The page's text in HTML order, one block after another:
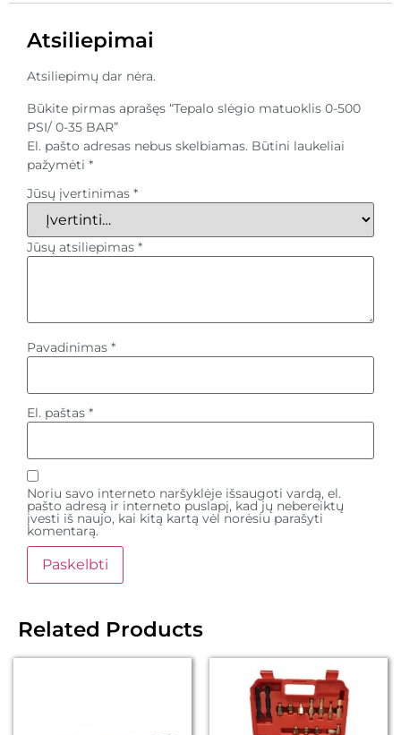
Atsiliepimai
Atsiliepimų dar nėra.
Būkite pirmas aprašęs “Tepalo slėgio matuoklis 0-500
PSI/ 0-35 BAR”
El. pašto adresas nebus skelbiamas. Būtini laukeliai
pažymėti *
Jūsų įvertinimas *
Jūsų atsiliepimas *
Pavadinimas *
El. paštas *
Noriu savo interneto naršyklėje išsaugoti vardą, el.
pašto adresą ir interneto puslapį, kad jų nebereiktų
įvesti iš naujo, kai kitą kartą vėl norėsiu parašyti
komentarą.
Related Products